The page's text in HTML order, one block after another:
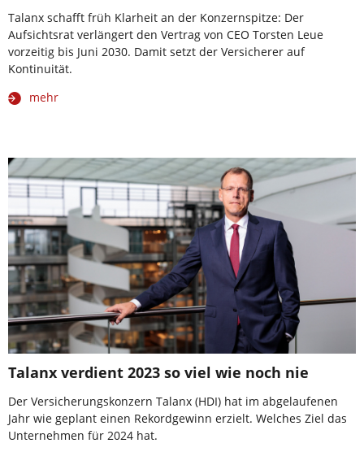
Talanx schafft früh Klarheit an der Konzernspitze: Der
Aufsichtsrat verlängert den Vertrag von CEO Torsten Leue
vorzeitig bis Juni 2030. Damit setzt der Versicherer auf
Kontinuität.
mehr
Talanx verdient 2023 so viel wie noch nie
Der Versicherungskonzern Talanx (HDI) hat im abgelaufenen
Jahr wie geplant einen Rekordgewinn erzielt. Welches Ziel das
Unternehmen für 2024 hat.